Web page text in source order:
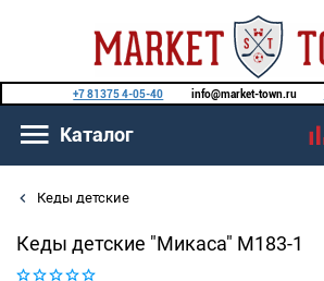
+7 81375 4-05-40 info@market-town.ru
Каталог
Кеды детские
Кеды детские "Микаса" M183-1